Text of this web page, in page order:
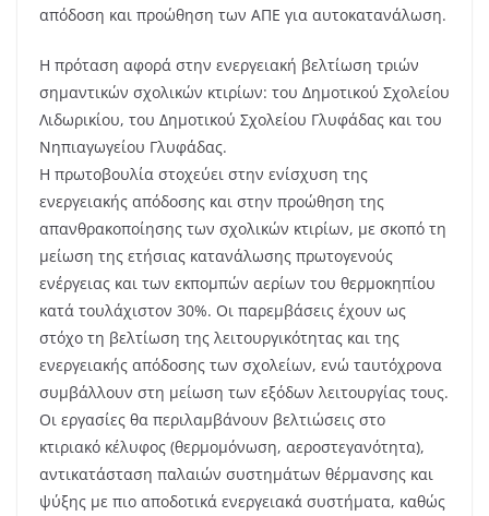
απόδοση και προώθηση των ΑΠΕ για αυτοκατανάλωση.
Η πρόταση αφορά στην ενεργειακή βελτίωση τριών
σημαντικών σχολικών κτιρίων: του Δημοτικού Σχολείου
Λιδωρικίου, του Δημοτικού Σχολείου Γλυφάδας και του
Νηπιαγωγείου Γλυφάδας.
Η πρωτοβουλία στοχεύει στην ενίσχυση της
ενεργειακής απόδοσης και στην προώθηση της
απανθρακοποίησης των σχολικών κτιρίων, με σκοπό τη
μείωση της ετήσιας κατανάλωσης πρωτογενούς
ενέργειας και των εκπομπών αερίων του θερμοκηπίου
κατά τουλάχιστον 30%. Οι παρεμβάσεις έχουν ως
στόχο τη βελτίωση της λειτουργικότητας και της
ενεργειακής απόδοσης των σχολείων, ενώ ταυτόχρονα
συμβάλλουν στη μείωση των εξόδων λειτουργίας τους.
Οι εργασίες θα περιλαμβάνουν βελτιώσεις στο
κτιριακό κέλυφος (θερμομόνωση, αεροστεγανότητα),
αντικατάσταση παλαιών συστημάτων θέρμανσης και
ψύξης με πιο αποδοτικά ενεργειακά συστήματα, καθώς